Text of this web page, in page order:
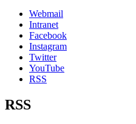
Webmail
Intranet
Facebook
Instagram
Twitter
YouTube
RSS
RSS